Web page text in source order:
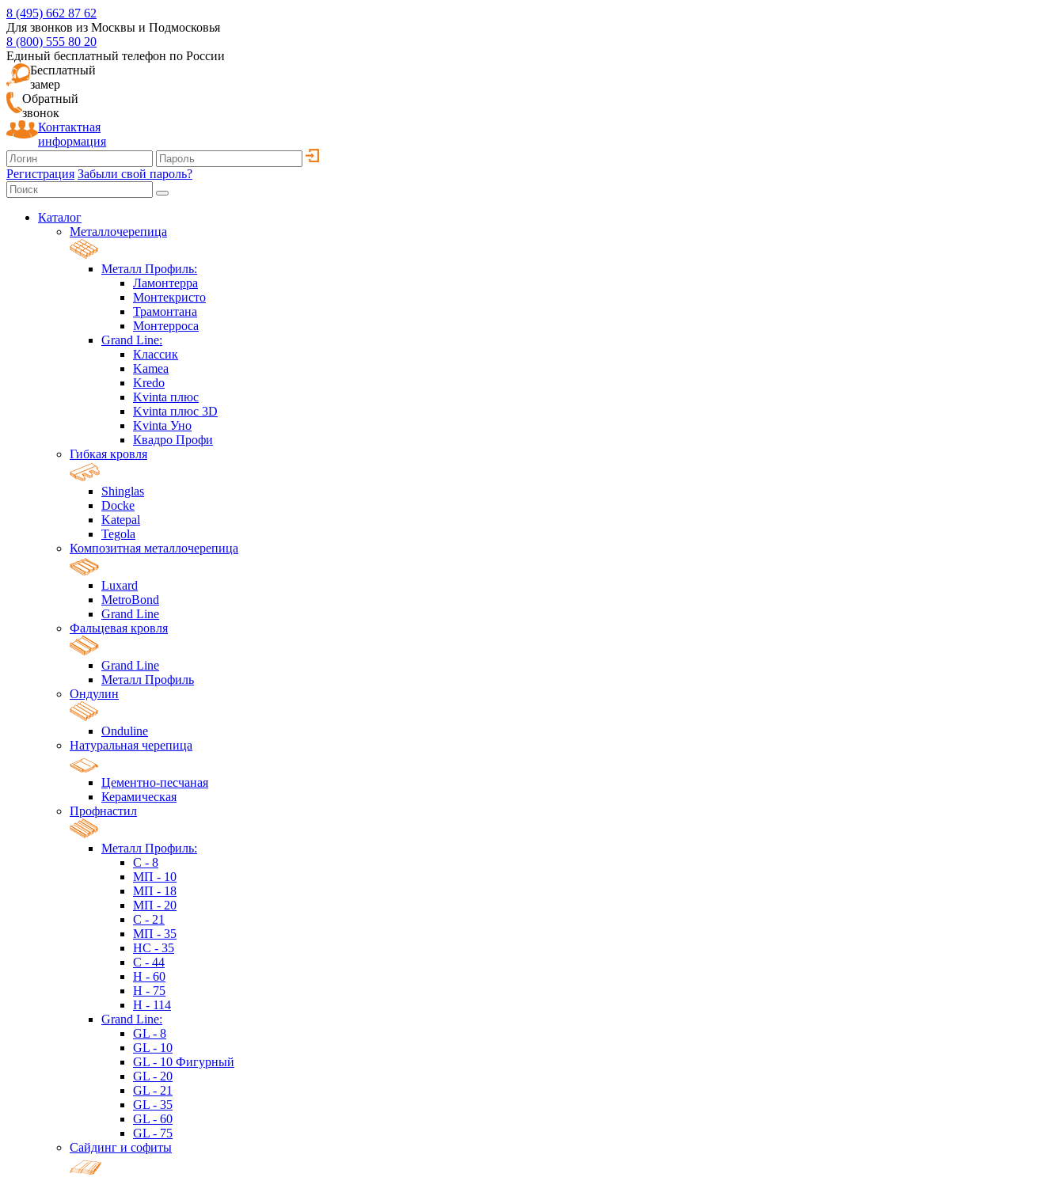
8 (495) 662 87 62
Для звонков из Москвы и Подмосковья
8 (800) 555 80 20
Единый бесплатный телефон по России
Бесплатный
замер
Обратный
звонок
Контактная
информация
Регистрация Забыли свой пароль?
Каталог
Металлочерепица
Металл Профиль:
Ламонтерра
Монтекристо
Трамонтана
Монтерроса
Grand Line:
Классик
Kamea
Kredo
Kvinta плюс
Kvinta плюс 3D
Kvinta Уно
Квадро Профи
Гибкая кровля
Shinglas
Docke
Katepal
Tegola
Композитная металлочерепица
Luxard
MetroBond
Grand Line
Фальцевая кровля
Grand Line
Металл Профиль
Ондулин
Onduline
Натуральная черепица
Цементно-песчаная
Керамическая
Профнастил
Металл Профиль:
C - 8
МП - 10
МП - 18
МП - 20
C - 21
МП - 35
HC - 35
C - 44
H - 60
H - 75
H - 114
Grand Line:
GL - 8
GL - 10
GL - 10 Фигурный
GL - 20
GL - 21
GL - 35
GL - 60
GL - 75
Сайдинг и софиты